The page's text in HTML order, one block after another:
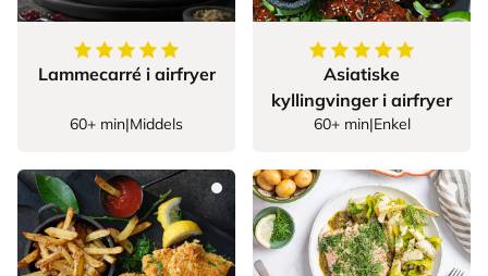
5av5stjerner
Lammecarré i airfryer
60+ min|Middels
5av5stjerner
Asiatiske
kyllingvinger i airfryer
60+ min|Enkel